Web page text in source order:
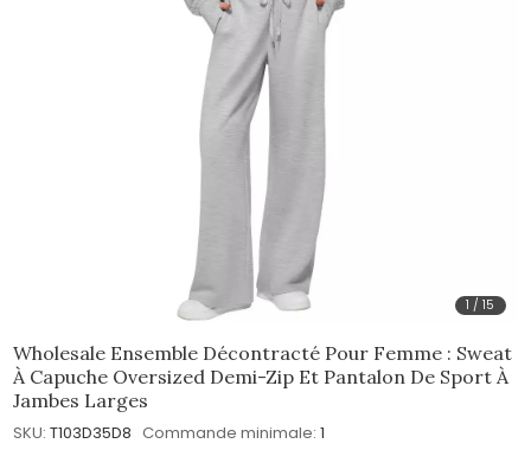
1 /15
Wholesale Ensemble Décontracté Pour Femme : Sweat
À Capuche Oversized Demi-Zip Et Pantalon De Sport À
Jambes Larges
SKU: T103D35D8 Commande minimale: 1